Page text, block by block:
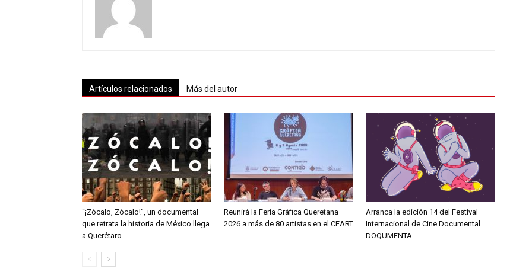
Artículos relacionados Más del autor
“¡Zócalo, Zócalo!”, un documental
que retrata la historia de México llega
a Querétaro
Reunirá la Feria Gráfica Queretana
2026 a más de 80 artistas en el CEART
Arranca la edición 14 del Festival
Internacional de Cine Documental
DOQUMENTA